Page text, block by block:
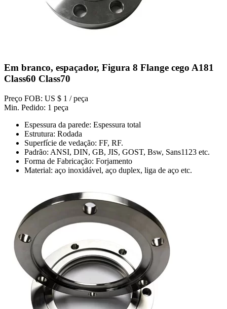
Em branco, espaçador, Figura 8 Flange cego A181
Class60 Class70
Preço FOB: US $ 1 / peça
Min. Pedido: 1 peça
Espessura da parede: Espessura total
Estrutura: Rodada
Superfície de vedação: FF, RF.
Padrão: ANSI, DIN, GB, JIS, GOST, Bsw, Sans1123 etc.
Forma de Fabricação: Forjamento
Material: aço inoxidável, aço duplex, liga de aço etc.